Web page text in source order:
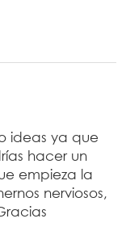
ideas ya que
hacer un
empieza la
nerviosos,